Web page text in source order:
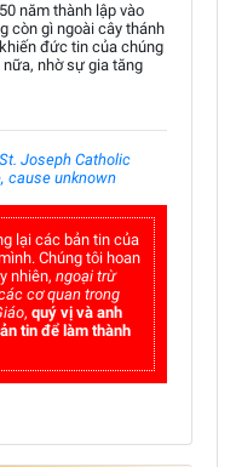
năm thành lập vào
còn gì ngoài cây thánh
đức tin của chúng
nhờ sự gia tăng
St. Joseph Catholic
cause unknown
lại các bản tin của
Chúng tôi hoan
nhiên, ngoại trừ
cơ quan trong
, quý vị và anh
tin để làm thành